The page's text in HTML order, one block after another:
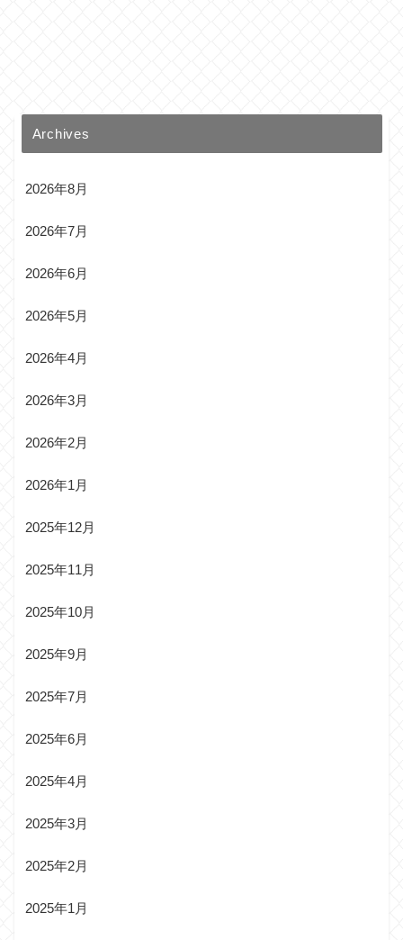
Archives
2026年8月
2026年7月
2026年6月
2026年5月
2026年4月
2026年3月
2026年2月
2026年1月
2025年12月
2025年11月
2025年10月
2025年9月
2025年7月
2025年6月
2025年4月
2025年3月
2025年2月
2025年1月